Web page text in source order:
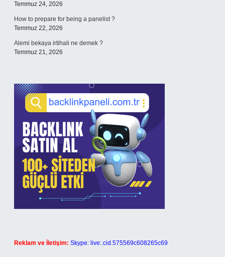
Temmuz 24, 2026
How to prepare for being a panelist ?
Temmuz 22, 2026
Alemi bekaya irtihali ne demek ?
Temmuz 21, 2026
Reklam ve İletişim: Skype: live:.cid.575569c608265c69